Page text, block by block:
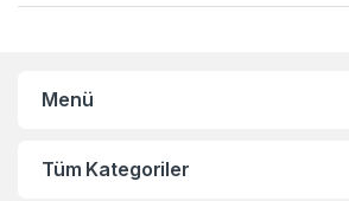
Menü
Tüm Kategoriler